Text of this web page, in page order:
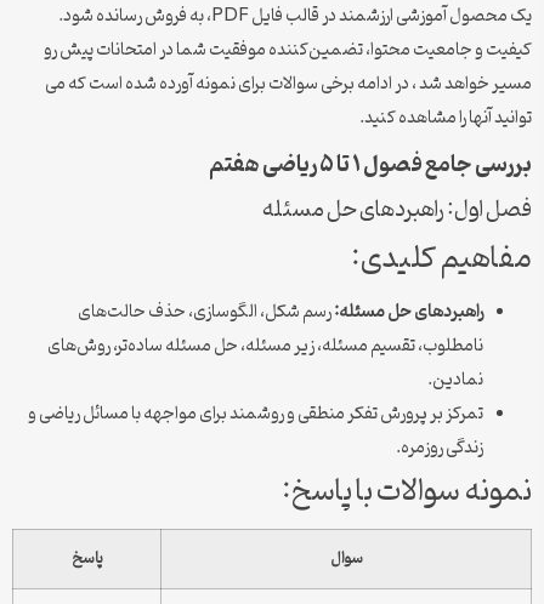
یک محصول آموزشی ارزشمند در قالب فایل PDF، به فروش رسانده شود.
کیفیت و جامعیت محتوا، تضمین‌کننده موفقیت شما در امتحانات پیش رو
مسیر خواهد شد ، در ادامه برخی سوالات برای نمونه آورده شده است که می
توانید آنها را مشاهده کنید.
بررسی جامع فصول ۱ تا ۵ ریاضی هفتم
فصل اول: راهبردهای حل مسئله
مفاهیم کلیدی:
راهبردهای حل مسئله:رسم شکل، الگوسازی، حذف حالت‌های
نامطلوب، تقسیم مسئله، زیر مسئله، حل مسئله ساده‌تر، روش‌های
نمادین.
تمرکز بر پرورش تفکر منطقی و روشمند برای مواجهه با مسائل ریاضی و
زندگی روزمره.
نمونه سوالات با پاسخ:
سوال پاسخ